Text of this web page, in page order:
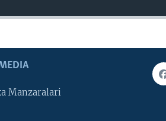
Manzaralari